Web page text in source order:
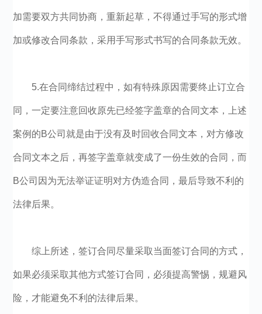
加需要双方共同协商，重新起草，不得通过手写的形式增
加或修改合同条款，采用手写形式书写的合同条款无效。
5.在合同缔结过程中，如有特殊原因需要终止订立合
同，一定要注意回收原先已经签字盖章的合同文本，上述
案例的B公司就是由于没有及时回收合同文本，对方修改
合同文本之后，再签字盖章就变成了一份生效的合同，而
B公司因为无法举证证明对方伪造合同，最后导致不利的
法律后果。
综上所述，签订合同尽量采取当面签订合同的方式，
如果必须采取其他方式签订合同，必须提高警惕，规避风
险，才能避免不利的法律后果。